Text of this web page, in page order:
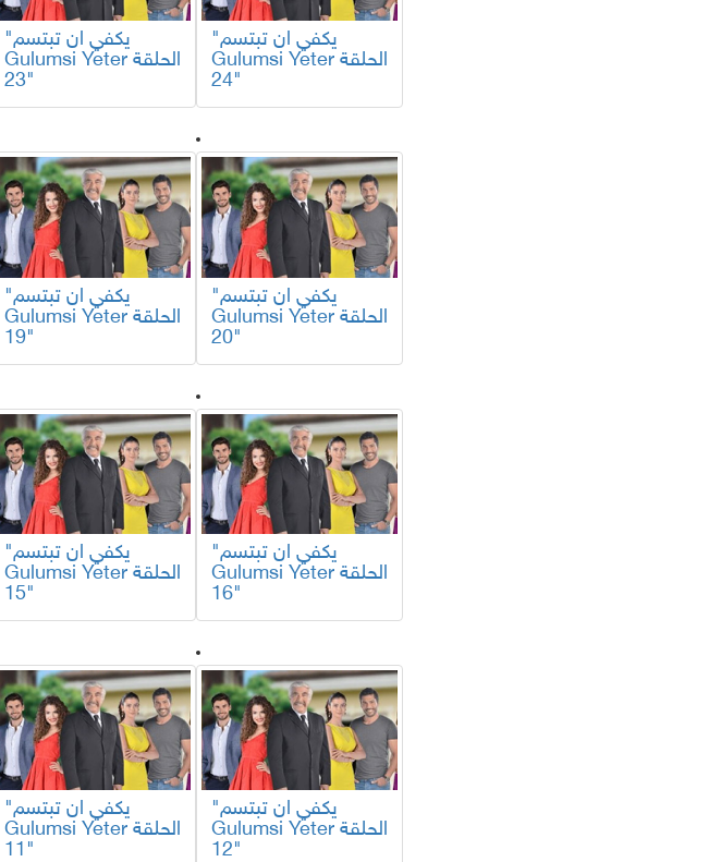
مسلسلات عالمية مواهب ومسابقات
"يكفي ان تبتسم
Gulumsi Yeter الحلقة
24"
"يكفي ان تبتسم
Gulumsi Yeter الحلقة
23"
"يكفي ان تبتسم
Gulumsi Yeter الحلقة
20"
"يكفي ان تبتسم
Gulumsi Yeter الحلقة
19"
"يكفي ان تبتسم
Gulumsi Yeter الحلقة
16"
"يكفي ان تبتسم
Gulumsi Yeter الحلقة
15"
"يكفي ان تبتسم
Gulumsi Yeter الحلقة
12"
"يكفي ان تبتسم
Gulumsi Yeter الحلقة
11"